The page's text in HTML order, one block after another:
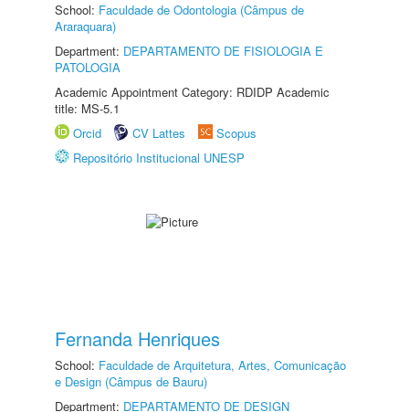
School: Faculdade de Odontologia (Câmpus de
Araraquara)
Department: DEPARTAMENTO DE FISIOLOGIA E
PATOLOGIA
Academic Appointment Category: RDIDP Academic
title: MS-5.1
Orcid
CV Lattes
Scopus
Repositório Institucional UNESP
Fernanda Henriques
School: Faculdade de Arquitetura, Artes, Comunicação
e Design (Câmpus de Bauru)
Department: DEPARTAMENTO DE DESIGN